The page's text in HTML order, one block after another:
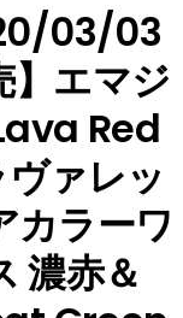
03/03
】エマジ
Red
ヴァレッ
カラーワ
濃赤＆